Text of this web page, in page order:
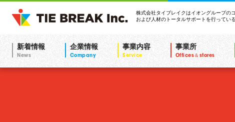
株式会社タイブレイクはイオングループの
および人材のトータルサポートを行ってい
新着情報
News
企業情報
Company
事業内容
Service
事業所
Offices＆stores